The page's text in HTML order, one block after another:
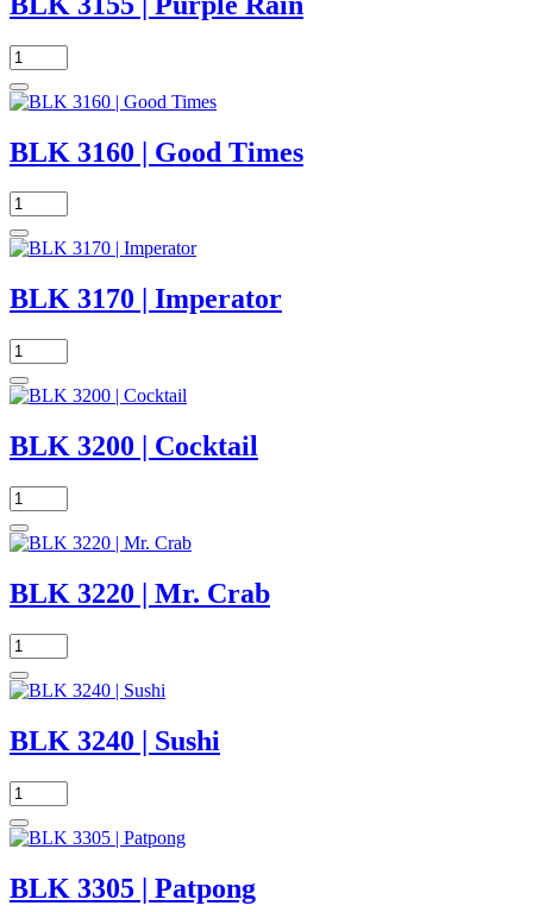
BLK 3160 | Good Times
BLK 3170 | Imperator
BLK 3200 | Cocktail
BLK 3220 | Mr. Crab
BLK 3240 | Sushi
BLK 3305 | Patpong